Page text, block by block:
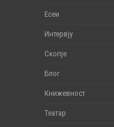
Есеи
Интервју
Скопје
Блог
Книжевност
Театар